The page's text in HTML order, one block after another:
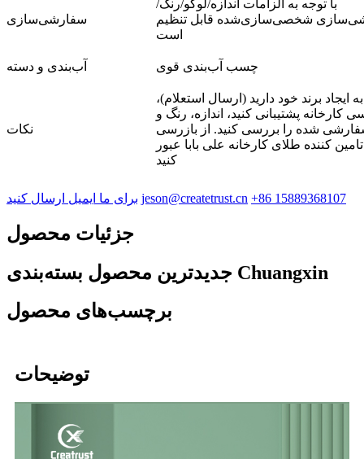
سفارشی‌سازی
با توجه به الزامات اندازه/لوگو/رنگ/
شخصی‌سازی‌شده قابل تنظیم
است
آب‌بندی و دسته چسب آب‌بندی قوی
نکات
به ایجاد برند خود دارید (ارسال استعلام)،
کارخانه پشتیبانی کنید، اندازه، رنگ و
شده را بررسی کنید. از بازرسی
کننده طلای کارخانه علی بابا عبور
کنید
برای ما ایمیل ارسال کنید jeson@createtrust.cn ‎+86 15889368107‎
جزئیات محصول
جدیدترین محصول بسته‌بندی Chuangxin
برچسب‌های محصول
توضیحات